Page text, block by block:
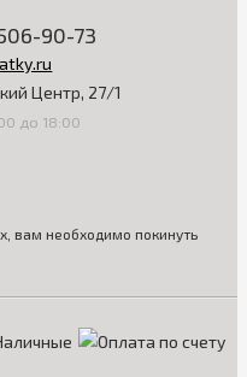
90-73
Центр, 27/1
до 18:00
вам необходимо покинуть